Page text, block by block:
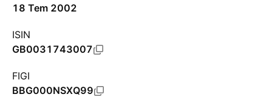
18 Tem 2002
ISIN
GB0031743007
FIGI
BBG000NSXQ99